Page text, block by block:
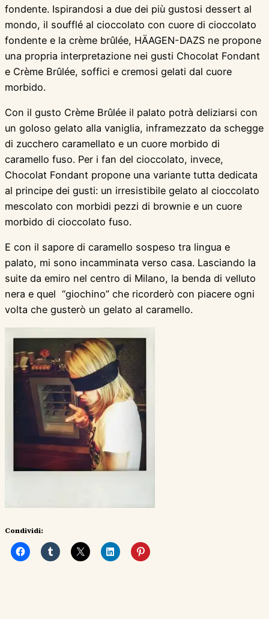
fondente. Ispirandosi a due dei più gustosi dessert al
mondo, il soufflé al cioccolato con cuore di cioccolato
fondente e la crème brûlée, HÄAGEN-DAZS ne propone
una propria interpretazione nei gusti Chocolat Fondant
e Crème Brûlée, soffici e cremosi gelati dal cuore
morbido.
Con il gusto Crème Brûlée il palato potrà deliziarsi con
un goloso gelato alla vaniglia, inframezzato da schegge
di zucchero caramellato e un cuore morbido di
caramello fuso. Per i fan del cioccolato, invece,
Chocolat Fondant propone una variante tutta dedicata
al principe dei gusti: un irresistibile gelato al cioccolato
mescolato con morbidi pezzi di brownie e un cuore
morbido di cioccolato fuso.
E con il sapore di caramello sospeso tra lingua e
palato, mi sono incamminata verso casa. Lasciando la
suite da emiro nel centro di Milano, la benda di velluto
nera e quel “giochino” che ricorderò con piacere ogni
volta che gusterò un gelato al caramello.
Condividi: